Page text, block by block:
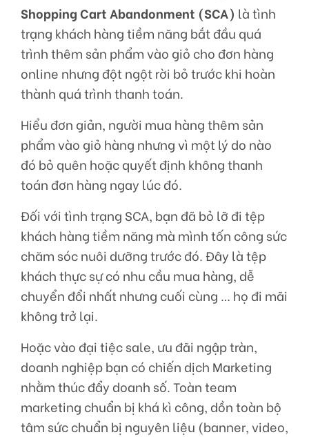
Shopping Cart Abandonment (SCA) là tình
trạng khách hàng tiềm năng bắt đầu quá
trình thêm sản phẩm vào giỏ cho đơn hàng
online nhưng đột ngột rời bỏ trước khi hoàn
thành quá trình thanh toán.
Hiểu đơn giản, người mua hàng thêm sản
phẩm vào giỏ hàng nhưng vì một lý do nào
đó bỏ quên hoặc quyết định không thanh
toán đơn hàng ngay lúc đó.
Đối với tình trạng SCA, bạn đã bỏ lỡ đi tệp
khách hàng tiềm năng mà mình tốn công sức
chăm sóc nuôi dưỡng trước đó. Đây là tệp
khách thực sự có nhu cầu mua hàng, dễ
chuyển đổi nhất nhưng cuối cùng … họ đi mãi
không trở lại.
Hoặc vào đại tiệc sale, ưu đãi ngập tràn,
doanh nghiệp bạn có chiến dịch Marketing
nhằm thúc đẩy doanh số. Toàn team
marketing chuẩn bị khá kì công, dồn toàn bộ
tâm sức chuẩn bị nguyên liệu (banner, video,